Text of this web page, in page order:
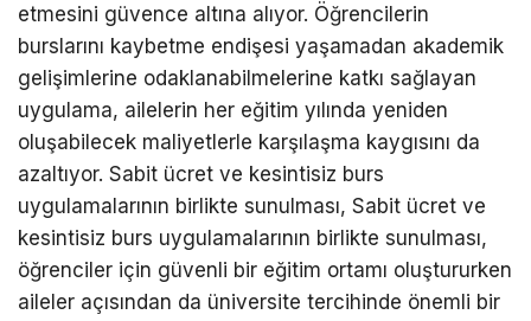
etmesini güvence altına alıyor. Öğrencilerin
burslarını kaybetme endişesi yaşamadan akademik
gelişimlerine odaklanabilmelerine katkı sağlayan
uygulama, ailelerin her eğitim yılında yeniden
oluşabilecek maliyetlerle karşılaşma kaygısını da
azaltıyor. Sabit ücret ve kesintisiz burs
uygulamalarının birlikte sunulması, Sabit ücret ve
kesintisiz burs uygulamalarının birlikte sunulması,
öğrenciler için güvenli bir eğitim ortamı oluştururken
aileler açısından da üniversite tercihinde önemli bir